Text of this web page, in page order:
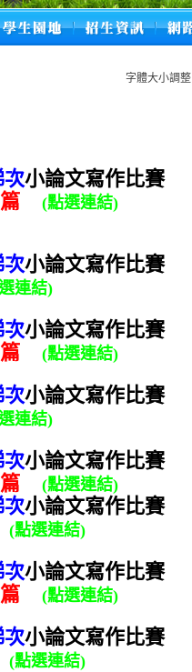
字體大小調整
次小論文寫作比賽
篇 (點選連結)
次小論文寫作比賽
連結)
次小論文寫作比賽
篇 (點選連結)
次小論文寫作比賽
連結)
次小論文寫作比賽
篇 (點選連結)
次小論文寫作比賽
(點選連結)
次小論文寫作比賽
篇 (點選連結)
次小論文寫作比賽
(點選連結)